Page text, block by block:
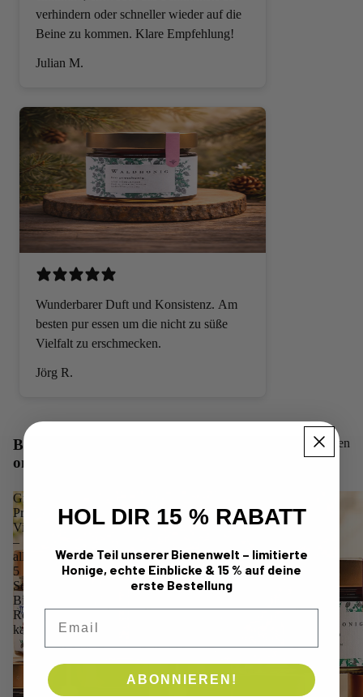
verhindern oder schneller wieder auf die
Beine zu kommen. Klare Empfehlung!
Julian M.
Wunderbarer Duft und Konsistenz. Am
besten pur essen um die nicht zu süße
Vielfalt zu erschmecken.
Jörg R.
Bio Presshonig Bestseller – Rohhonig
online kaufen
Alle anzeigen
Große
Presshonig
Vielfalt
–
alle
5
Sorten
Bio-
Rohhonig
kaltgepresst
Entdecker-
Set
3
Sorten
Bio-
HOL DIR 15 % RABATT
Werde Teil unserer Bienenwelt – limitierte
Honige, echte Einblicke & 15 % auf deine
erste Bestellung
ABONNIEREN!